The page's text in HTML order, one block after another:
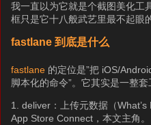
我一直以为它就是个截图美化工
框只是它十八般武艺里最不起眼
fastlane 到底是什么
fastlane 的定位是”把 iOS/
脚本化的命令”。它其实是一整
1. deliver：上传元数据（
App Store Connect，本文主角。